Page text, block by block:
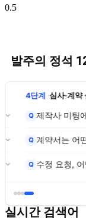
발주의 정석
4단계 심사·계약 실
제작사 미팅에
계약서는 어떤
수정 요청, 어
실시간 검색어